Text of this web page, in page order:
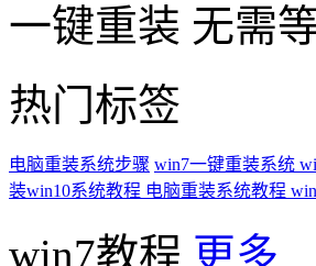
一键重装 无需
热门标签
电脑重装系统步骤 win7一键重装系统
装win10系统教程 电脑重装系统教程
win7教程 更多